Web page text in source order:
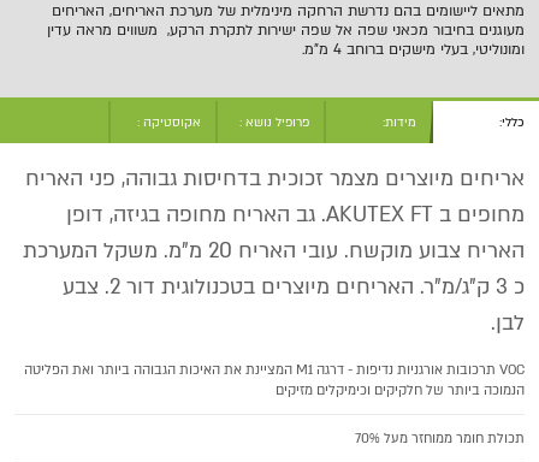
מתאים ליישומים בהם נדרשת הרחקה מינימלית של מערכת האריחים, האריחים
מעוגנים בחיבור מכאני שפה אל שפה ישירות לתקרת הרקע, משווים מראה עדין
ומונוליטי, בעלי מישקים ברוחב 4 מ"מ.
כללי: מידות: פרופיל נושא : אקוסטיקה :
אריחים מיוצרים מצמר זכוכית בדחיסות גבוהה, פני האריח
מחופים ב AKUTEX FT. גב האריח מחופה בגיזה, דופן
האריח צבוע מוקשח. עובי האריח 20 מ"מ. משקל המערכת
כ 3 ק"ג/מ"ר. האריחים מיוצרים בטכנולוגית דור 2. צבע
לבן.
VOC תרכובות אורגניות נדיפות - דרגה M1 המציינת את האיכות הגבוהה ביותר ואת הפליטה
הנמוכה ביותר של חלקיקים וכימיקלים מזיקים
תכולת חומר ממוחזר מעל 70%